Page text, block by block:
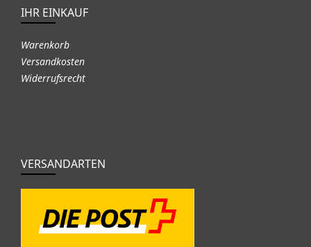
IHR EINKAUF
Warenkorb
Versandkosten
Widerrufsrecht
VERSANDARTEN